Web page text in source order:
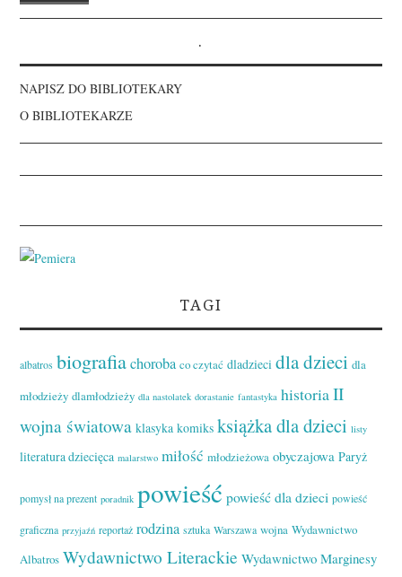
.
NAPISZ DO BIBLIOTEKARY
O BIBLIOTEKARZE
TAGI
albatros biografia choroba co czytać dladzieci dla dzieci dla
młodzieży dlamłodzieży dla nastolatek dorastanie fantastyka historiaII
wojna światowa klasyka komiks książka dla dzieci listy
literatura dziecięca malarstwo miłość młodzieżowa obyczajowa Paryż
pomysł na prezent poradnik powieść powieść dla dzieci powieść
graficzna przyjaźń reportaż rodzina sztuka Warszawa wojna Wydawnictwo
Albatros Wydawnictwo Literackie Wydawnictwo Marginesy